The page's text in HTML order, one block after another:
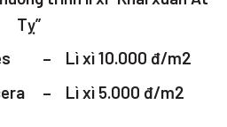
Tỵ”
– Lì xì 10.000 đ/m2
– Lì xì 5.000 đ/m2